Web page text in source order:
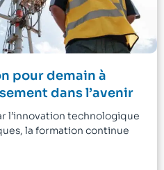
pour demain à
dans l’avenir
l’innovation technologique
la formation continue